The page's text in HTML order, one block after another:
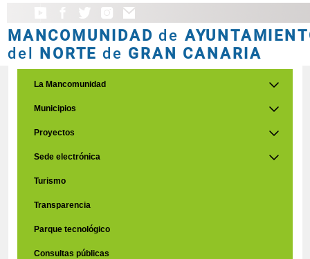
MANCOMUNIDAD de
del NORTE de GRAN CANARIA
La Mancomunidad
Municipios
Proyectos
Sede electrónica
Turismo
Transparencia
Parque tecnológico
Consultas públicas